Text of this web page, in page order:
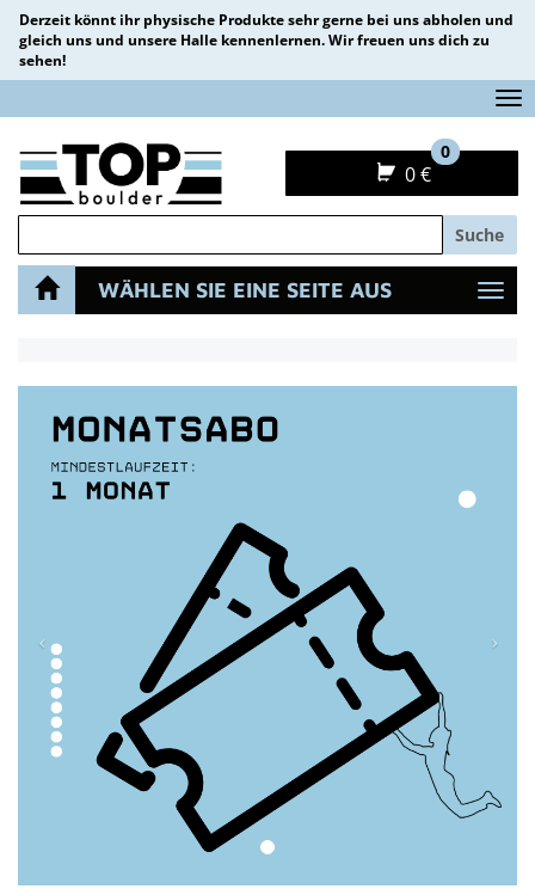
Derzeit könnt ihr physische Produkte sehr gerne bei uns abholen und
gleich uns und unsere Halle kennenlernen. Wir freuen uns dich zu
sehen!
0 €
0
Suche
WÄHLEN SIE EINE SEITE AUS